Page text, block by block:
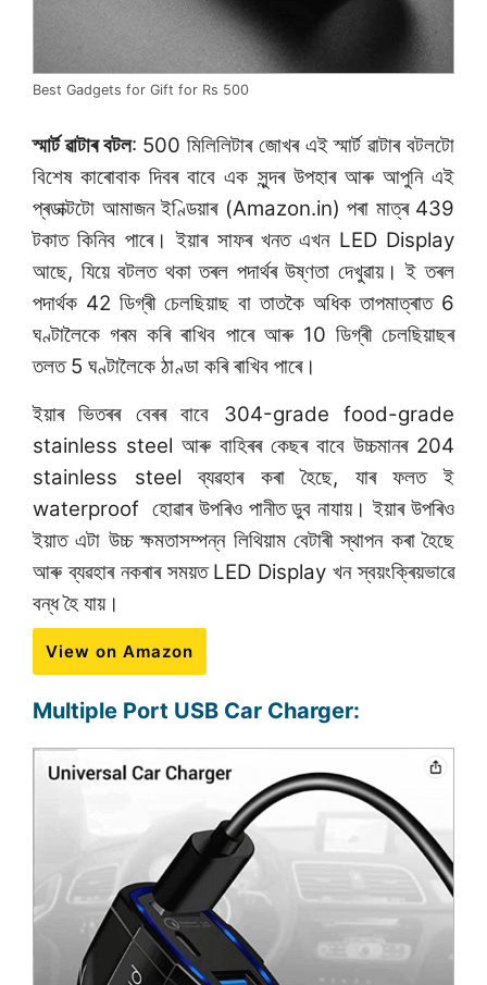
Best Gadgets for Gift for Rs 500
স্মাৰ্ট ৱাটাৰ বটল: 500 মিলিলিটাৰ জোখৰ এই স্মাৰ্ট ৱাটাৰ বটলটো
বিশেষ কাৰোবাক দিবৰ বাবে এক সুন্দৰ উপহাৰ আৰু আপুনি এই
প্ৰডাক্টটো আমাজন ইণ্ডিয়াৰ (Amazon.in) পৰা মাত্ৰ 439
টকাত কিনিব পাৰে। ইয়াৰ সাফৰ খনত এখন LED Display
আছে, যিয়ে বটলত থকা তৰল পদাৰ্থৰ উষ্ণতা দেখুৱায়। ই তৰল
পদাৰ্থক 42 ডিগ্ৰী চেলছিয়াছ বা তাতকৈ অধিক তাপমাত্ৰাত 6
ঘণ্টালৈকে গৰম কৰি ৰাখিব পাৰে আৰু 10 ডিগ্ৰী চেলছিয়াছৰ
তলত 5 ঘণ্টালৈকে ঠাণ্ডা কৰি ৰাখিব পাৰে।
ইয়াৰ ভিতৰৰ বেৰৰ বাবে 304-grade food-grade
stainless steel আৰু বাহিৰৰ কেছৰ বাবে উচ্চমানৰ 204
stainless steel ব্যৱহাৰ কৰা হৈছে, যাৰ ফলত ই
waterproof হোৱাৰ উপৰিও পানীত ডুব নাযায়। ইয়াৰ উপৰিও
ইয়াত এটা উচ্চ ক্ষমতাসম্পন্ন লিথিয়াম বেটাৰী স্থাপন কৰা হৈছে
আৰু ব্যৱহাৰ নকৰাৰ সময়ত LED Display খন স্বয়ংক্ৰিয়ভাৱে
বন্ধ হৈ যায়।
View on Amazon
Multiple Port USB Car Charger: